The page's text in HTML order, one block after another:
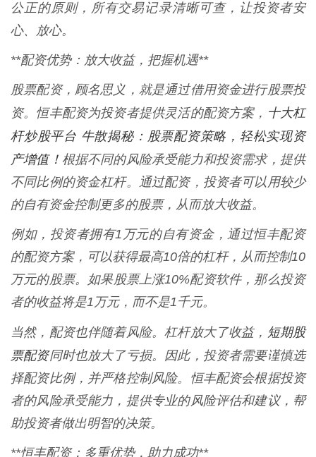
公正的原则，所有交易记录清晰可查，让投资者安
心、放心。
**配资优势：放大收益，把握机遇**
股票配资，顾名思义，就是通过借用资金进行股票投
资。恒丰配资为投资者提供灵活的配资方案， 十大杠
杆炒股平台 牛散揭秘：股票配资策略，轻松实现资
产增值！ 根据不同的风险承受能力和投资需求，提供
不同比例的资金杠杆。通过配资，投资者可以用较少
的自有资金控制更多的股票，从而放大收益。
例如，投资者拥有1万元的自有资金，通过恒丰配资
的配资方案，可以获得最高10倍的杠杆，从而控制10
万元的股票。如果股票上涨10%配资软件，那么投资
者的收益将是1万元，而不是1千元。
当然，配资也伴随着风险。杠杆放大了收益， 短期股
票配资同时也放大了亏损。因此，投资者需要谨慎选
择配资比例，并严格控制风险。恒丰配资会根据投资
者的风险承受能力，提供专业的风险评估和建议，帮
助投资者做出明智的决策。
**恒丰配资：多重优势，助力成功**